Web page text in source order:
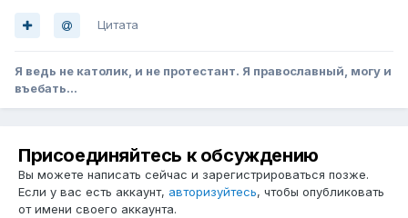
Цитата
Я ведь не католик, и не протестант. Я православный, могу и
въебать...
Присоединяйтесь к обсуждению
Вы можете написать сейчас и зарегистрироваться позже.
Если у вас есть аккаунт, авторизуйтесь, чтобы опубликовать
от имени своего аккаунта.